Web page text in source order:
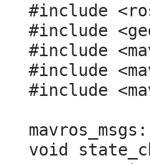
#include
#include
#include
#include
#include
void